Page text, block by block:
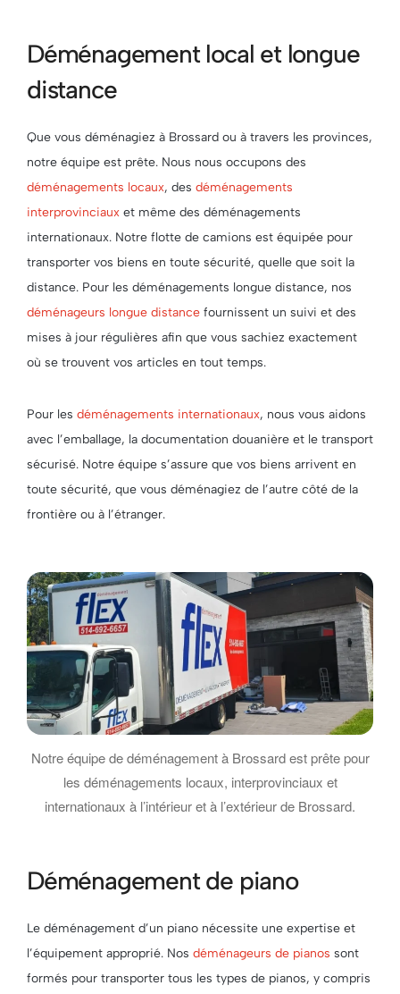
Déménagement local et longue
distance
Que vous déménagiez à Brossard ou à travers les provinces,
notre équipe est prête. Nous nous occupons des
déménagements locaux, des déménagements
interprovinciaux et même des déménagements
internationaux. Notre flotte de camions est équipée pour
transporter vos biens en toute sécurité, quelle que soit la
distance. Pour les déménagements longue distance, nos
déménageurs longue distance fournissent un suivi et des
mises à jour régulières afin que vous sachiez exactement
où se trouvent vos articles en tout temps.
Pour les déménagements internationaux, nous vous aidons
avec l’emballage, la documentation douanière et le transport
sécurisé. Notre équipe s’assure que vos biens arrivent en
toute sécurité, que vous déménagiez de l’autre côté de la
frontière ou à l’étranger.
Notre équipe de déménagement à Brossard est prête pour
les déménagements locaux, interprovinciaux et
internationaux à l’intérieur et à l’extérieur de Brossard.
Déménagement de piano
Le déménagement d’un piano nécessite une expertise et
l’équipement approprié. Nos déménageurs de pianos sont
formés pour transporter tous les types de pianos, y compris